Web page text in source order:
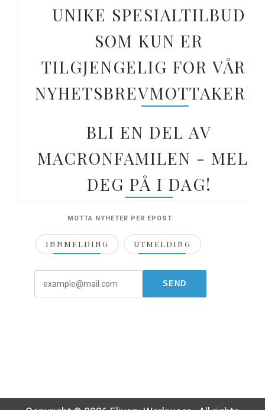
UNIKE SPESIALTILBUD
SOM KUN ER
TILGJENGELIG FOR VÅRE
NYHETSBREVMOTTAKERE.
BLI EN DEL AV
MACRONFAMILEN - MELD
DEG PÅ I DAG!
MOTTA NYHETER PER EPOST.
INNMELDING UTMELDING